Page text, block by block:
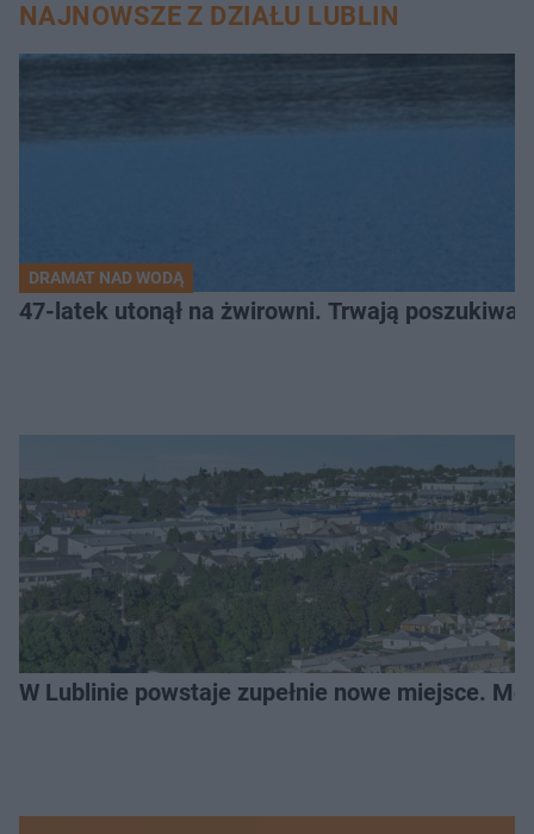
NAJNOWSZE Z DZIAŁU LUBLIN
DRAMAT NAD WODĄ
47-latek utonął na żwirowni. Trwają
W Lublinie powstaje zupełnie nowe miejsce.